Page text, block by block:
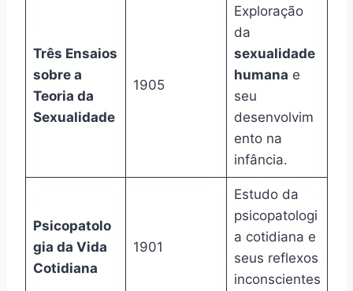
Três Ensaios
sobre a
Teoria da
Sexualidade
1905
Exploração
da
sexualidade
humana e
seu
desenvolvim
ento na
infância.
Psicopatolo
gia da Vida
Cotidiana
1901
Estudo da
psicopatologi
a cotidiana e
seus reflexos
inconscientes